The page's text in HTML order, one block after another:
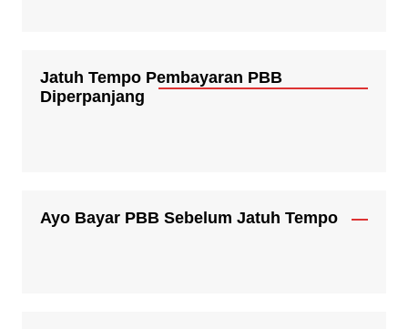
Jatuh Tempo Pembayaran PBB
Diperpanjang
Ayo Bayar PBB Sebelum Jatuh Tempo